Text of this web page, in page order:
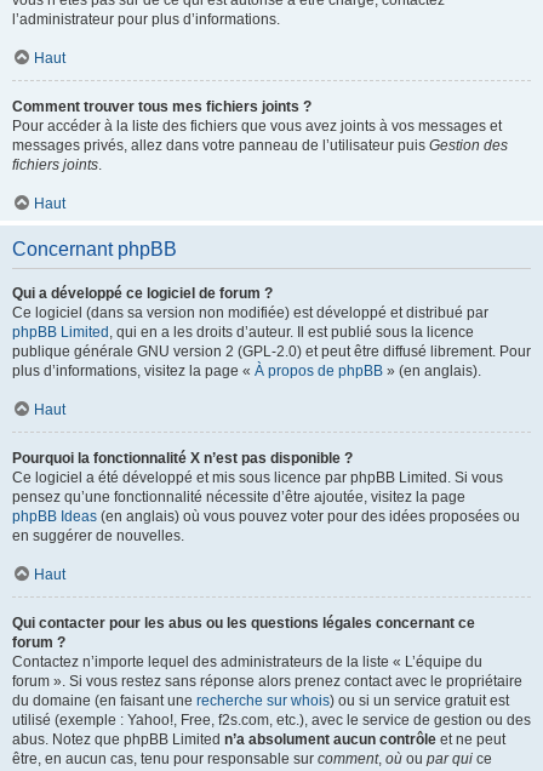
l’administrateur pour plus d’informations.
Haut
Comment trouver tous mes fichiers joints ?
Pour accéder à la liste des fichiers que vous avez joints à vos messages et
messages privés, allez dans votre panneau de l’utilisateur puis Gestion des
fichiers joints.
Haut
Concernant phpBB
Qui a développé ce logiciel de forum ?
Ce logiciel (dans sa version non modifiée) est développé et distribué par
phpBB Limited , qui en a les droits d’auteur. Il est publié sous la licence
publique générale GNU version 2 (GPL-2.0) et peut être diffusé librement. Pour
plus d’informations, visitez la page « À propos de phpBB » (en anglais).
Haut
Pourquoi la fonctionnalité X n’est pas disponible ?
Ce logiciel a été développé et mis sous licence par phpBB Limited. Si vous
pensez qu’une fonctionnalité nécessite d’être ajoutée, visitez la page
phpBB Ideas (en anglais) où vous pouvez voter pour des idées proposées ou
en suggérer de nouvelles.
Haut
Qui contacter pour les abus ou les questions légales concernant ce
forum ?
Contactez n’importe lequel des administrateurs de la liste « L’équipe du
forum ». Si vous restez sans réponse alors prenez contact avec le propriétaire
du domaine (en faisant une recherche sur whois) ou si un service gratuit est
utilisé (exemple : Yahoo!, Free, f2s.com, etc.), avec le service de gestion ou des
abus. Notez que phpBB Limited n’a absolument aucun contrôle et ne peut
être, en aucun cas, tenu pour responsable sur comment, où ou par qui ce